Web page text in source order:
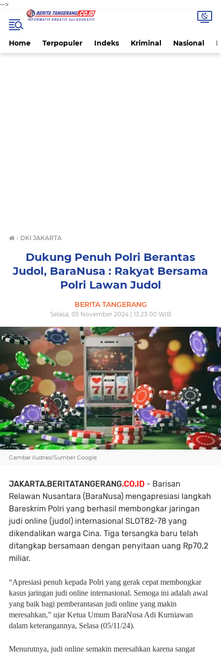
-->
Home Terpopuler Indeks Kriminal Nasional
› DKI JAKARTA
Dukung Penuh Polri Berantas
Judol, BaraNusa : Rakyat Bersama
Polri Lawan Judol
BERITA TANGERANG
Selasa, 05 November 2024 | 13.23.00 WIB
Gambar ilustrasi/Sumber Google
JAKARTA.BERITATANGERANG.CO.ID - Barisan
Relawan Nusantara (BaraNusa) mengapresiasi langkah
Bareskrim Polri yang berhasil membongkar jaringan
judi online (judol) internasional SLOT82-78 yang
dikendalikan warga Cina. Tiga tersangka baru telah
ditangkap bersamaan dengan penyitaan uang Rp70,2
miliar.
“Apresiasi penuh kepada Polri yang gerak cepat membongkar
kasus jaringan judi online internasional. Semoga ini adalah awal
yang baik bagi pemberantasan judi online yang makin
meresahkan,” ujar Ketua Umum BaraNusa Adi Kurniawan
dalam keterangannya, Selasa (05/11/24).
Menurutnya, judi online semakin meresahkan karena sangat